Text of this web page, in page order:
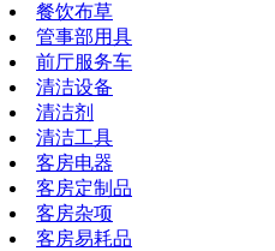
餐饮布草
管事部用具
前厅服务车
清洁设备
清洁剂
清洁工具
客房电器
客房定制品
客房杂项
客房易耗品